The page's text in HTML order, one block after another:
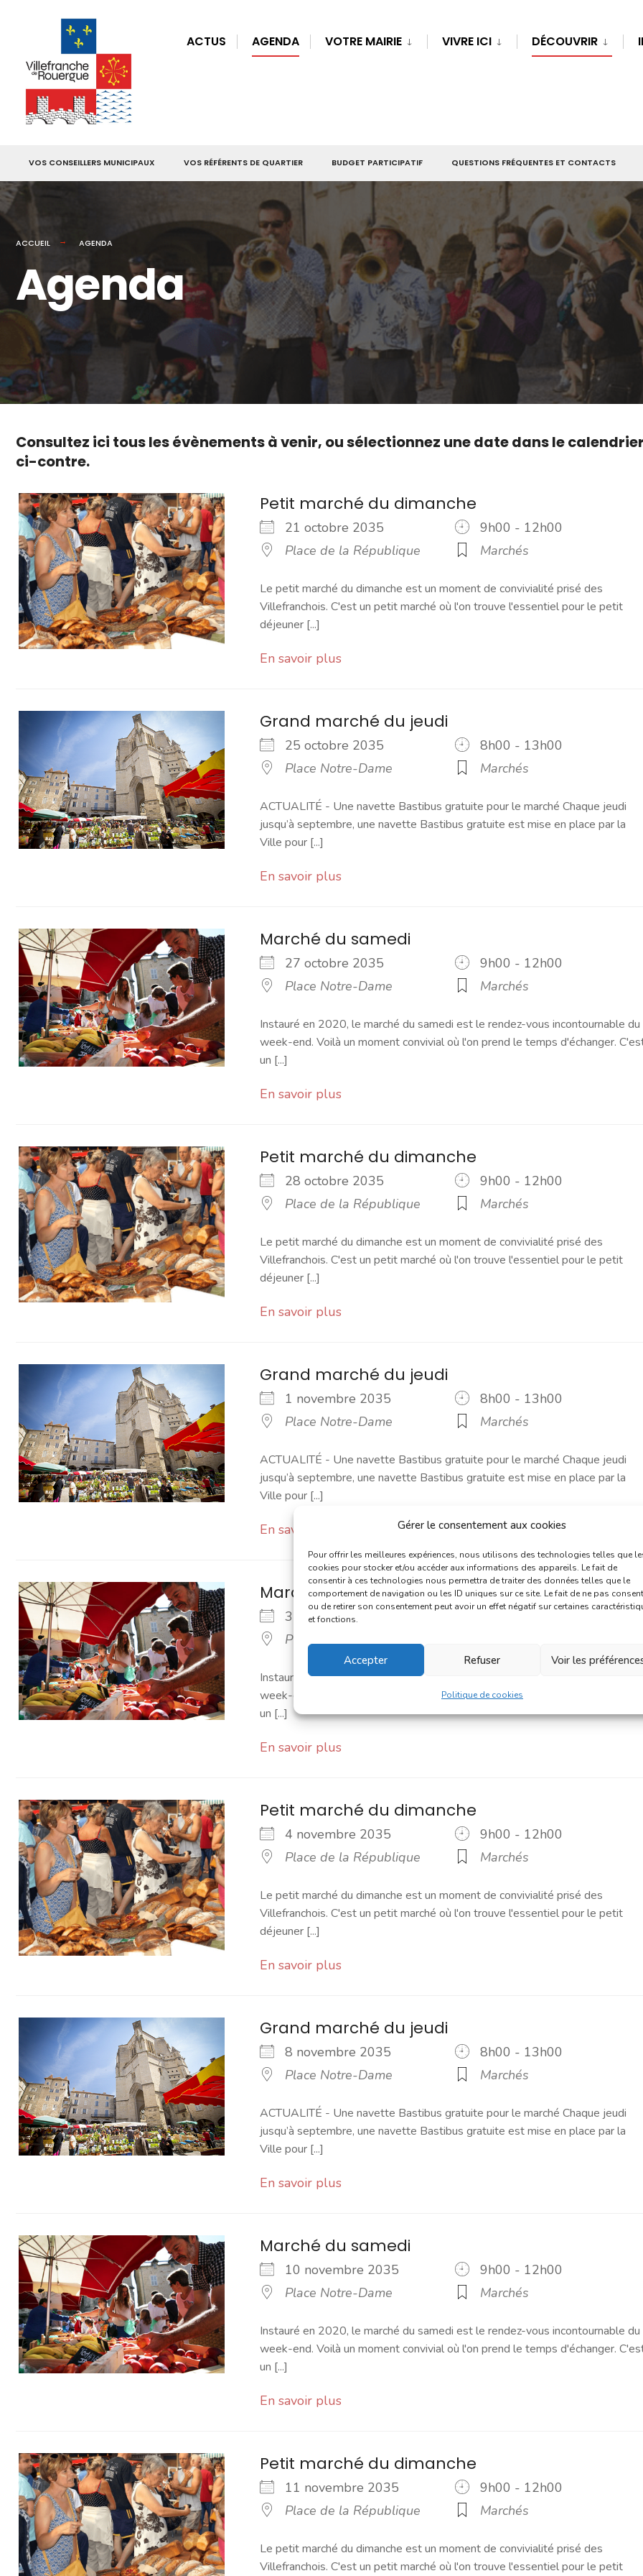
Gérer le consentement aux cookies
Pour offrir les meilleures expériences, nous utilisons des technologies telles que
cookies pour stocker et/ou accéder aux informations des appareils. Le fait de
consentir à ces technologies nous permettra de traiter des données telles que le
comportement de navigation ou les ID uniques sur ce site. Le fait de ne pas
ou de retirer son consentement peut avoir un effet négatif sur certaines
et fonctions.
Accepter Refuser Voir les
Politique de cookies
ACTUS AGENDA VOTRE MAIRIE VIVRE ICI DÉCOUVRIR
VOS CONSEILLERS MUNICIPAUX VOS RÉFÉRENTS DE QUARTIER BUDGET PARTICIPATIF QUESTIONS FRÉQUENTES ET CONTACTS
ACCUEIL AGENDA
Agenda
Consultez ici tous les évènements à venir, ou sélectionnez une date dans le
ci-contre.
Petit marché du dimanche
21 octobre 2035
9h00 - 12h00
Place de la République
Marchés
Le petit marché du dimanche est un moment de convivialité prisé des
Villefranchois. C'est un petit marché où l'on trouve l'essentiel pour le petit
déjeuner [...]
En savoir plus
Grand marché du jeudi
25 octobre 2035
8h00 - 13h00
Place Notre-Dame
Marchés
ACTUALITÉ - Une navette Bastibus gratuite pour le marché Chaque jeudi
jusqu’à septembre, une navette Bastibus gratuite est mise en place par la
Ville pour [...]
En savoir plus
Marché du samedi
27 octobre 2035
9h00 - 12h00
Place Notre-Dame
Marchés
Instauré en 2020, le marché du samedi est le rendez-vous incontournable du
week-end. Voilà un moment convivial où l'on prend le temps d'échanger.
un [...]
En savoir plus
Petit marché du dimanche
28 octobre 2035
9h00 - 12h00
Place de la République
Marchés
Le petit marché du dimanche est un moment de convivialité prisé des
Villefranchois. C'est un petit marché où l'on trouve l'essentiel pour le petit
déjeuner [...]
En savoir plus
Grand marché du jeudi
1 novembre 2035
8h00 - 13h00
Place Notre-Dame
Marchés
ACTUALITÉ - Une navette Bastibus gratuite pour le marché Chaque jeudi
jusqu’à septembre, une navette Bastibus gratuite est mise en place par la
Ville pour [...]
En savoir plus
Marché du samedi
3 novembre 2035
9h00 - 12h00
Place Notre-Dame
Instauré en 2020, le marché du samedi est le rendez-vous incontournable du
week-end. Voilà un moment convivial où l'on prend le temps d'échanger.
un [...]
En savoir plus
Petit marché du dimanche
4 novembre 2035
9h00 - 12h00
Place de la République
Marchés
Le petit marché du dimanche est un moment de convivialité prisé des
Villefranchois. C'est un petit marché où l'on trouve l'essentiel pour le petit
déjeuner [...]
En savoir plus
Grand marché du jeudi
8 novembre 2035
8h00 - 13h00
Place Notre-Dame
Marchés
ACTUALITÉ - Une navette Bastibus gratuite pour le marché Chaque jeudi
jusqu’à septembre, une navette Bastibus gratuite est mise en place par la
Ville pour [...]
En savoir plus
Marché du samedi
10 novembre 2035
9h00 - 12h00
Place Notre-Dame
Marchés
Instauré en 2020, le marché du samedi est le rendez-vous incontournable du
week-end. Voilà un moment convivial où l'on prend le temps d'échanger.
un [...]
En savoir plus
Petit marché du dimanche
11 novembre 2035
9h00 - 12h00
Place de la République
Marchés
Le petit marché du dimanche est un moment de convivialité prisé des
Villefranchois. C'est un petit marché où l'on trouve l'essentiel pour le petit